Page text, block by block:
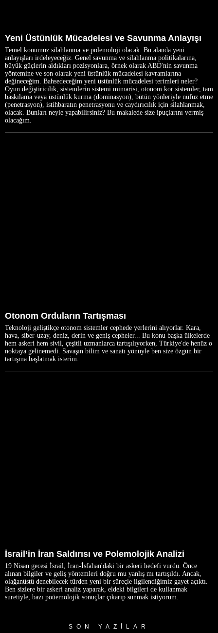
Yeni Üstünlük Mücadelesi ve Savunma Anlayışı
Temel konumuz silahlanma ve polemoloji olacak. Bu alanda yeni
anlayışları irdeleyeceğiz. Genel savunma ve silahlanma politikalarına,
büyük güçlerin aldıkları pozisyonlara, örnek olarak ABD'nin savunma
yöntemine ve son olarak yeni üstünlük mücadelesi kavramlarına
değineceğim. Bahsedeceğim yeni üstünlük mücadelesi terimleri neler?
Oyun değiştiricilik, sistemlerin sistemi mimarisi, otonom kor sistemler, tam
baskılama veya üstünlük kurma (dominasyon), bütün yönleriyle nüfuz etme
(penetrasyon), istihbaratın penetrasyonu ve caydırıcılık için silahlanmak,
olacak. Bunları neyle yapabilirsiniz? Bu makalede size ipuçlarını vermiş
olacağım.
Otonom Orduların Tartışması
Teknoloji geliştikçe otonom sistemler cephede yerlerini alıyorlar. Kara,
hava, siber-uzay, deniz, derin ve geniş cepheler... Bu konu başka ülkelerde
hem askeri hem sivil, çeşitli uzmanlarca tartışılıyorken, Türkiye'de henüz o
noktaya gelinemedi. Savaşın bilim ve sanatı yönüyle ben size özgün bir
tartışma başlatmak isterim.
İsrail’in İran Saldırısı ve Polemolojik Analizi
19 Nisan gecesi İsrail, İran-İsfahan'daki bir askeri hedefi vurdu. Önce
alınan bilgiler ve geliş yöntemleri doğru mu yanlış mı tartışıldı. Ancak,
olağanüstü denebilecek türden yeni bir süreçle ilgilendiğimiz gayet açıktı.
Ben sizlere bir askeri analiz yaparak, eldeki bilgileri de kullanmak
suretiyle, bazı poüemolojik sonuçlar çıkarıp sunmak istiyorum.
SON YAZILAR